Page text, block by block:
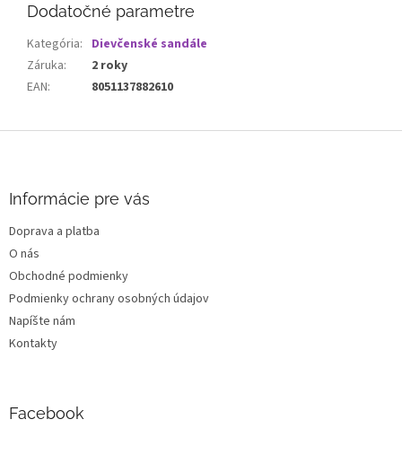
Dodatočné parametre
Kategória: Dievčenské sandále
Záruka:
2 roky
EAN: 8051137882610
e
Informácie pre vás
Doprava a platba
O nás
Obchodné podmienky
Podmienky ochrany osobných údajov
Napíšte nám
Kontakty
Facebook